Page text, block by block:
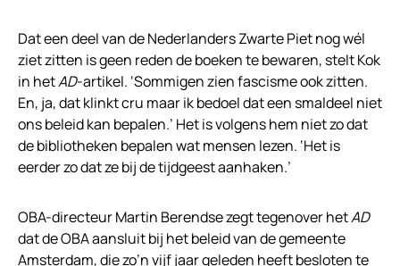
Dat een deel van de Nederlanders Zwarte Piet nog wél
ziet zitten is geen reden de boeken te bewaren, stelt Kok
in hetAD-artikel. ‘Sommigen zien fascisme ook zitten.
En, ja, dat klinkt cru maar ik bedoel dat een smaldeel niet
ons beleid kan bepalen.’ Het is volgens hem niet zo dat
de bibliotheken bepalen wat mensen lezen. ‘Het is
eerder zo dat ze bij de tijdgeest aanhaken.’
OBA-directeur Martin Berendse zegt tegenover hetAD
dat de OBA aansluit bij het beleid van de gemeente
Amsterdam, die zo’n vijf jaar geleden heeft besloten te